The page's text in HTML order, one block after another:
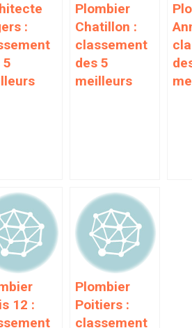
:
5
Plombier
Chatillon :
classement
des 5
meilleurs
12 :
Plombier
Poitiers :
classement